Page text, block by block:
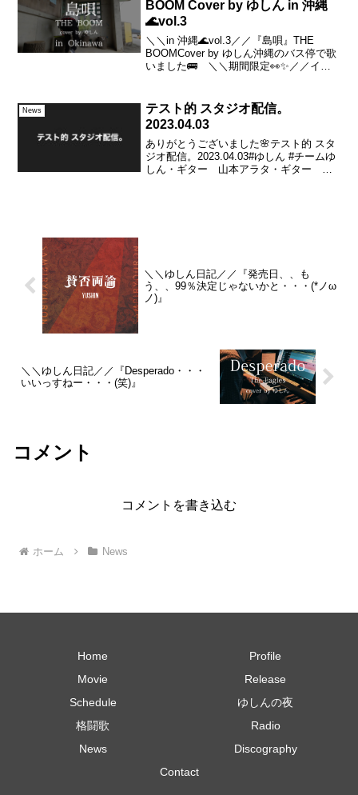
BOOM Cover by ゆしん in 沖縄
🌊vol.3
＼＼in 沖縄🌊vol.3／／『島唄』THE
BOOMCover by ゆしん沖縄のバス停で歌
いました🚌 ＼＼期間限定👀✨／／イン
タグラムでライブ...
News
テスト的 スタジオ配信。
2023.04.03
ありがとうございました🌸テスト的 スタ
ジオ配信。2023.04.03#ゆしん #チームゆ
しん・ギター 山本アラタ・ギター
＼＼ゆしん日記／／『発売日、、も
う、、99％決定じゃないかと・・・(*ノω
ノ)』
＼＼ゆしん日記／／『Desperado・・・
いいっすねー・・・(笑)』
コメント
コメントを書き込む
ホーム News
Home
Profile
Movie
Release
Schedule
ゆしんの夜
格闘歌
Radio
News
Discography
Contact